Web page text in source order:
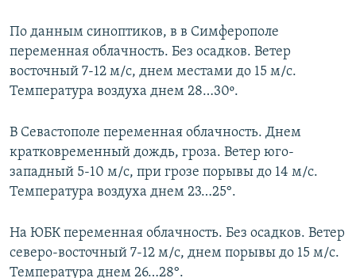
По данным синоптиков, в в Симферополе
переменная облачность. Без осадков. Ветер
восточный 7-12 м/с, днем местами до 15 м/с.
Температура воздуха днем 28…30º.
В Севастополе переменная облачность. Днем
кратковременный дождь, гроза. Ветер юго-
западный 5-10 м/с, при грозе порывы до 14 м/с.
Температура воздуха днем 23…25°.
На ЮБК переменная облачность. Без осадков. Ветер
северо-восточный 7-12 м/с, днем порывы до 15 м/с.
Температура днем 26…28°.